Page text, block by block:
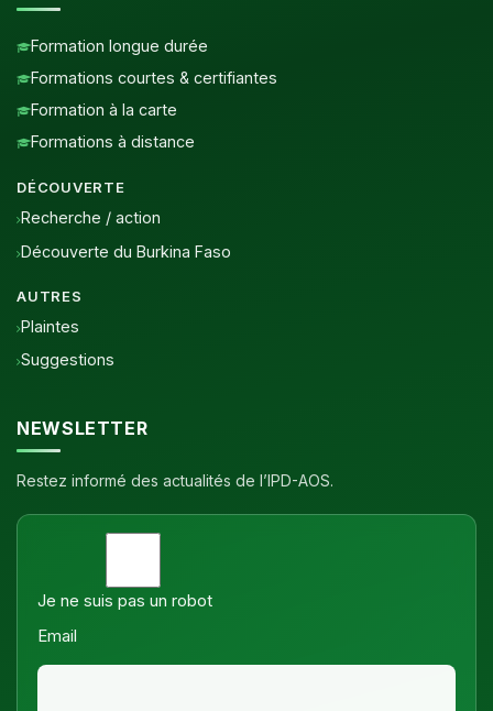
Formation longue durée
Formations courtes & certifiantes
Formation à la carte
Formations à distance
DÉCOUVERTE
Recherche / action
Découverte du Burkina Faso
AUTRES
Plaintes
Suggestions
NEWSLETTER
Restez informé des actualités de l’IPD-AOS.
Je ne suis pas un robot
Email